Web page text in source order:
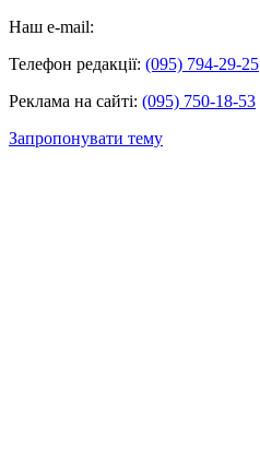
Наш e-mail:
Телефон редакції: (095) 794-29-25
Реклама на сайті: (095) 750-18-53
Запропонувати тему